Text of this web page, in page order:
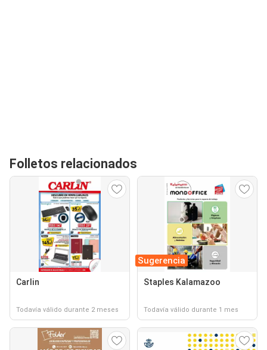
Folletos relacionados
Carlin
Todavía válido durante 2 meses
Sugerencia
Staples Kalamazoo
Todavía válido durante 1 mes